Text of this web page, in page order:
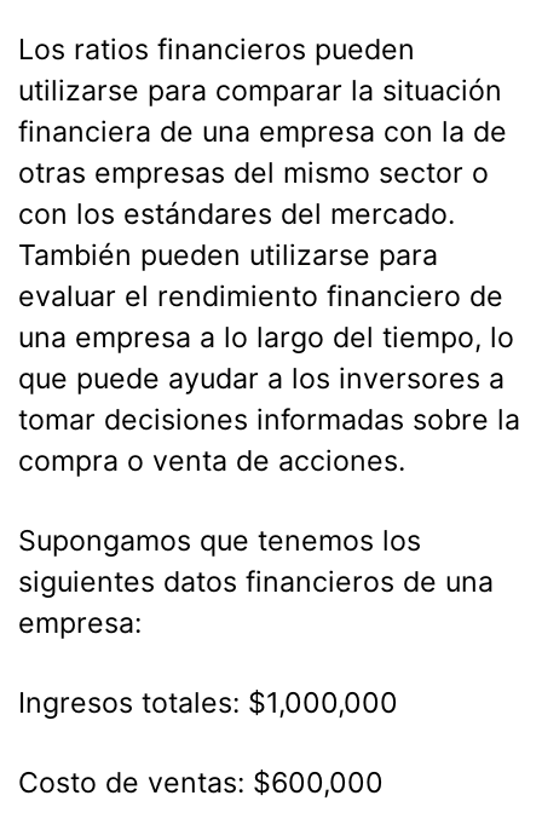
Los ratios financieros pueden
utilizarse para comparar la situación
financiera de una empresa con la de
otras empresas del mismo sector o
con los estándares del mercado.
También pueden utilizarse para
evaluar el rendimiento financiero de
una empresa a lo largo del tiempo, lo
que puede ayudar a los inversores a
tomar decisiones informadas sobre la
compra o venta de acciones.
Supongamos que tenemos los
siguientes datos financieros de una
empresa:
Ingresos totales: $1,000,000
Costo de ventas: $600,000